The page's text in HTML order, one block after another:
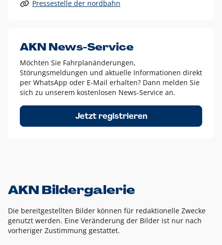
Alle anderen Logo-Varianten dürfen nur in Ausnahmefällen
Diese Ausnahmen sind zum Beispiel:
dem AKN Blau,
weißes Logo auf Fotohintergründen,
schwarzes Logo für reine Schwarz-Weiß-Umsetzungen
Um das Logo herum muss ein Schutzraum von jeweils einer
Höhe bzw. Breite des N aus AKN in alle Richtungen
Pressestelle der nordbahn
AKN News-Service
Möchten Sie Fahrplanänderungen,
Störungsmeldungen und aktuelle Informationen direkt
per WhatsApp oder E-Mail erhalten? Dann melden Sie
sich zu unserem kostenlosen News-Service an.
Jetzt registrieren
AKN Bildergalerie
Die bereitgestellten Bilder können für redaktionelle Zwecke
genutzt werden. Eine Veränderung der Bilder ist nur nach
vorheriger Zustimmung gestattet.